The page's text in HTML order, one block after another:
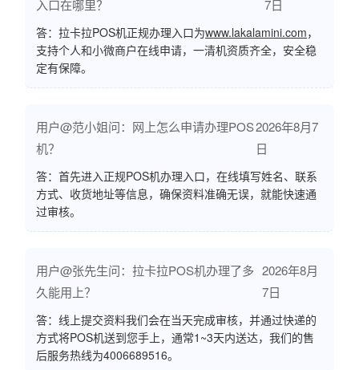
入口在哪里？
7日
答：拉卡拉POS机正规办理入口为www.lakalamini.com，
支持个人和小微商户在线申请，一清机资质齐全，安全稳
定有保障。
用户@范小姐问：网上怎么申请办理POS
机？
2026年8月7
日
答：首先进入正规POS机办理入口，在线填写姓名、联系
方式、收货地址等信息，确保资料准确无误，就能快速通
过审核。
用户@张先生问：拉卡拉POS机办理了多
久能用上？
2026年8月
7日
答：线上提交资料我们会在当天完成审核，并通过快递的
方式将POS机送到您手上，通常1~3天内送达，我们的售
后服务热线为4006689516。